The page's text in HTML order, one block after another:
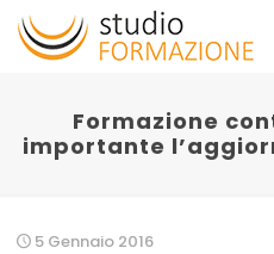
Formazione
importante
5 Gennaio 2016